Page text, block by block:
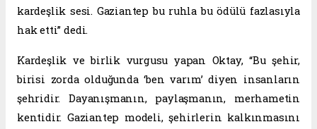
kardeşlik sesi. Gaziantep bu ruhla bu ödülü fazlasıyla
hak etti” dedi.
Kardeşlik ve birlik vurgusu yapan Oktay, “Bu şehir,
birisi zorda olduğunda ‘ben varım’ diyen insanların
şehridir. Dayanışmanın, paylaşmanın, merhametin
kentidir. Gaziantep modeli, şehirlerin kalkınmasını